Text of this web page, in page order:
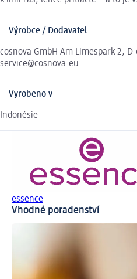
Výrobce / Dodavatel
cosnova GmbH Am Limespark 2,
service@cosnova.eu
Vyrobeno v
Indonésie
essence
Vhodné poradenství